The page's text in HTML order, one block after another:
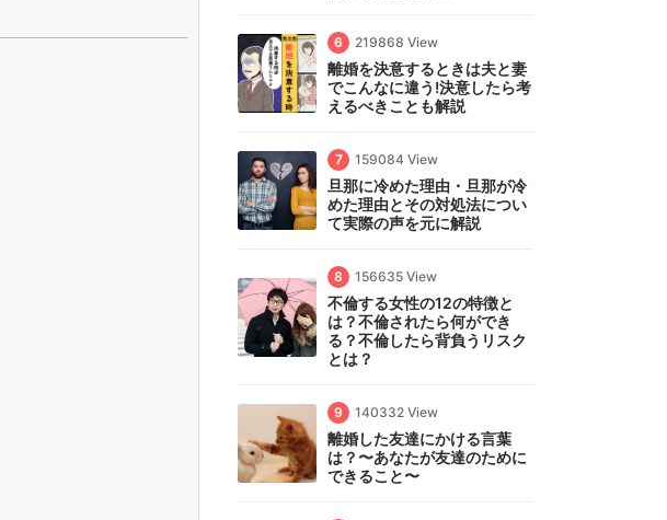
6 219868 View
離婚を決意するときは夫と妻
でこんなに違う!決意したら考
えるべきことも解説
7 159084 View
旦那に冷めた理由・旦那が冷
めた理由とその対処法につい
て実際の声を元に解説
8 156635 View
不倫する女性の12の特徴と
は？不倫されたら何ができ
る？不倫したら背負うリスク
とは？
9 140332 View
離婚した友達にかける言葉
は？〜あなたが友達のために
できること〜